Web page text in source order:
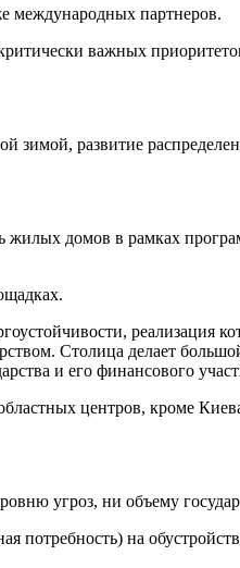
международных партнеров.
важных
зимой, развитие
жилых домов в рамках
реализация
Столица делает
и его финансового
центров, кроме
угроз, ни объему
потребность) на